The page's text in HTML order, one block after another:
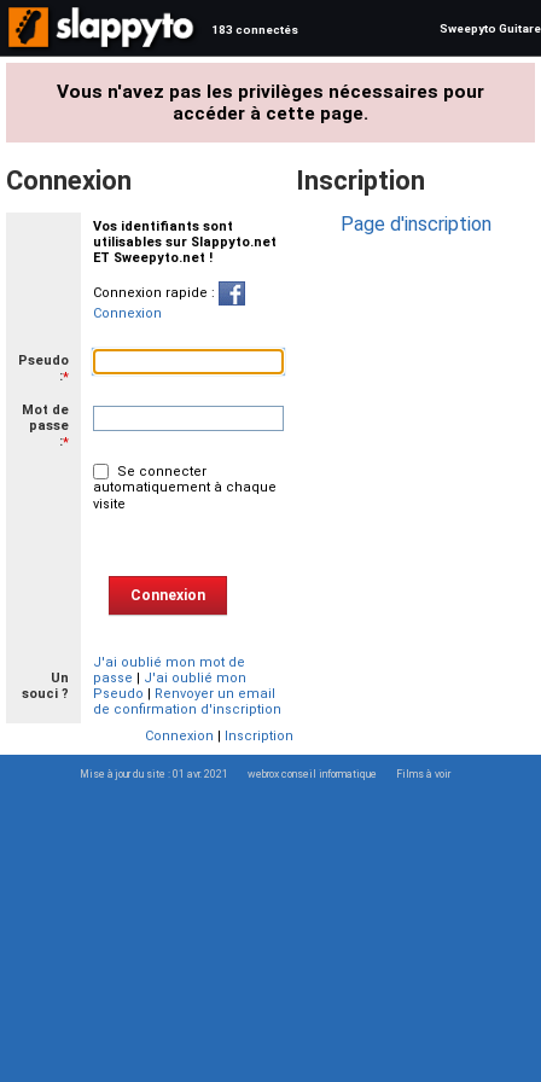
183 connectés Sweepyto Guitare
Vous n'avez pas les privilèges nécessaires pour
accéder à cette page.
Connexion
Vos identifiants sont
utilisables sur Slappyto.net
ET Sweepyto.net !
Connexion rapide :
Connexion
Pseudo
:*
Mot de
passe
:*
Se connecter
automatiquement à chaque
visite
Un
souci ?
J'ai oublié mon mot de
passe | J'ai oublié mon
Pseudo | Renvoyer un email
de confirmation d'inscription
Connexion | Inscription
Inscription
Page d'inscription
Mise à jour du site : 01 avr. 2021 webrox conseil informatique Films à voir